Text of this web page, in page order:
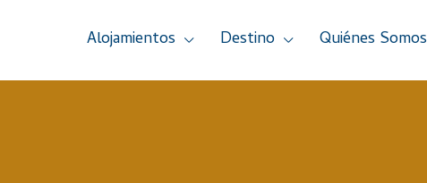
Alojamientos Destino Quiénes Somos